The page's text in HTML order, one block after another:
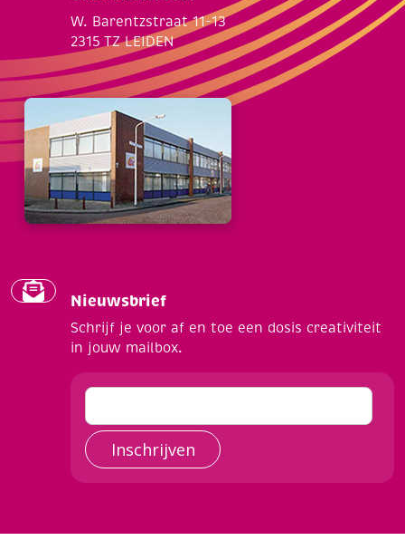
W. Barentzstraat 11-13
2315 TZ LEIDEN
Nieuwsbrief
Schrijf je voor af en toe een dosis creativiteit
in jouw mailbox.
Inschrijven